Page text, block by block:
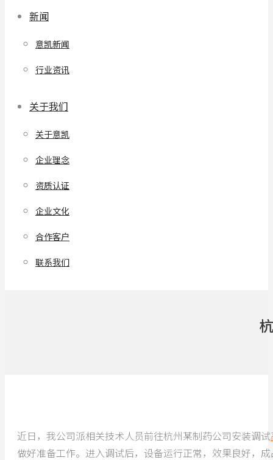
新闻
意凯新闻
行业资讯
关于我们
关于意凯
企业理念
资质认证
企业文化
合作客户
联系我们
近日，我公司派相关技术人员前往杭州某制药公司安装调试
做好准备工作。进入调试后，设备运行正常，效果良好，